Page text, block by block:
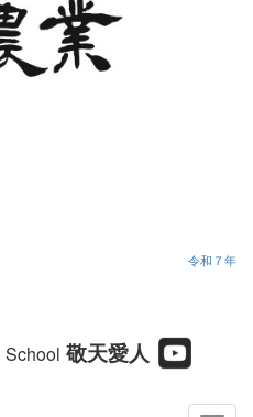
令和７年
School 敬天愛人